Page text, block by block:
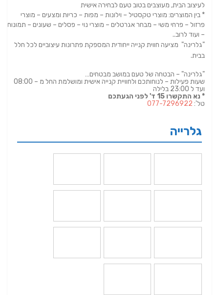
לעיצוב הבית, מעוצבים בטוב טעם לבחירה אישית
* בין המוצרים: מוצרי טקסטיל – וילונות – מפות – כריות ומצעים – מוצרי
פרזול – פרחי משי – מבחר אגרטלים – מוצרי נוי – פסלים – שעונים – תמונות
– ועוד לרוב..
"גלרינה" מציעה חווית קנייה ייחודית המספקת פתרונות עיצוביים לכל חלל
בבית.
"גלרינה" – הבטחה של טעם במושב מבטחים…
שעות פעילות – לנוחותכם ולחוויית קנייה אישית ומושלמת החל מ – 08:00
ועד ל 23:00 בלילה
* נא התקשרו 15 ד' לפני הגעתכם
טל': 077-7296922
גלרייה